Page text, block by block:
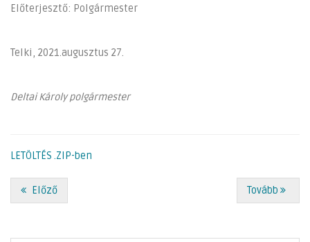
Előterjesztő: Polgármester
Telki, 2021.augusztus 27.
Deltai Károly polgármester
LETÖLTÉS .ZIP-ben
Előző Tovább